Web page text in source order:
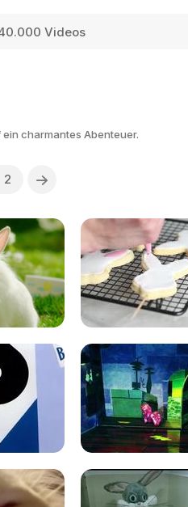
charmantes Abenteuer.
2